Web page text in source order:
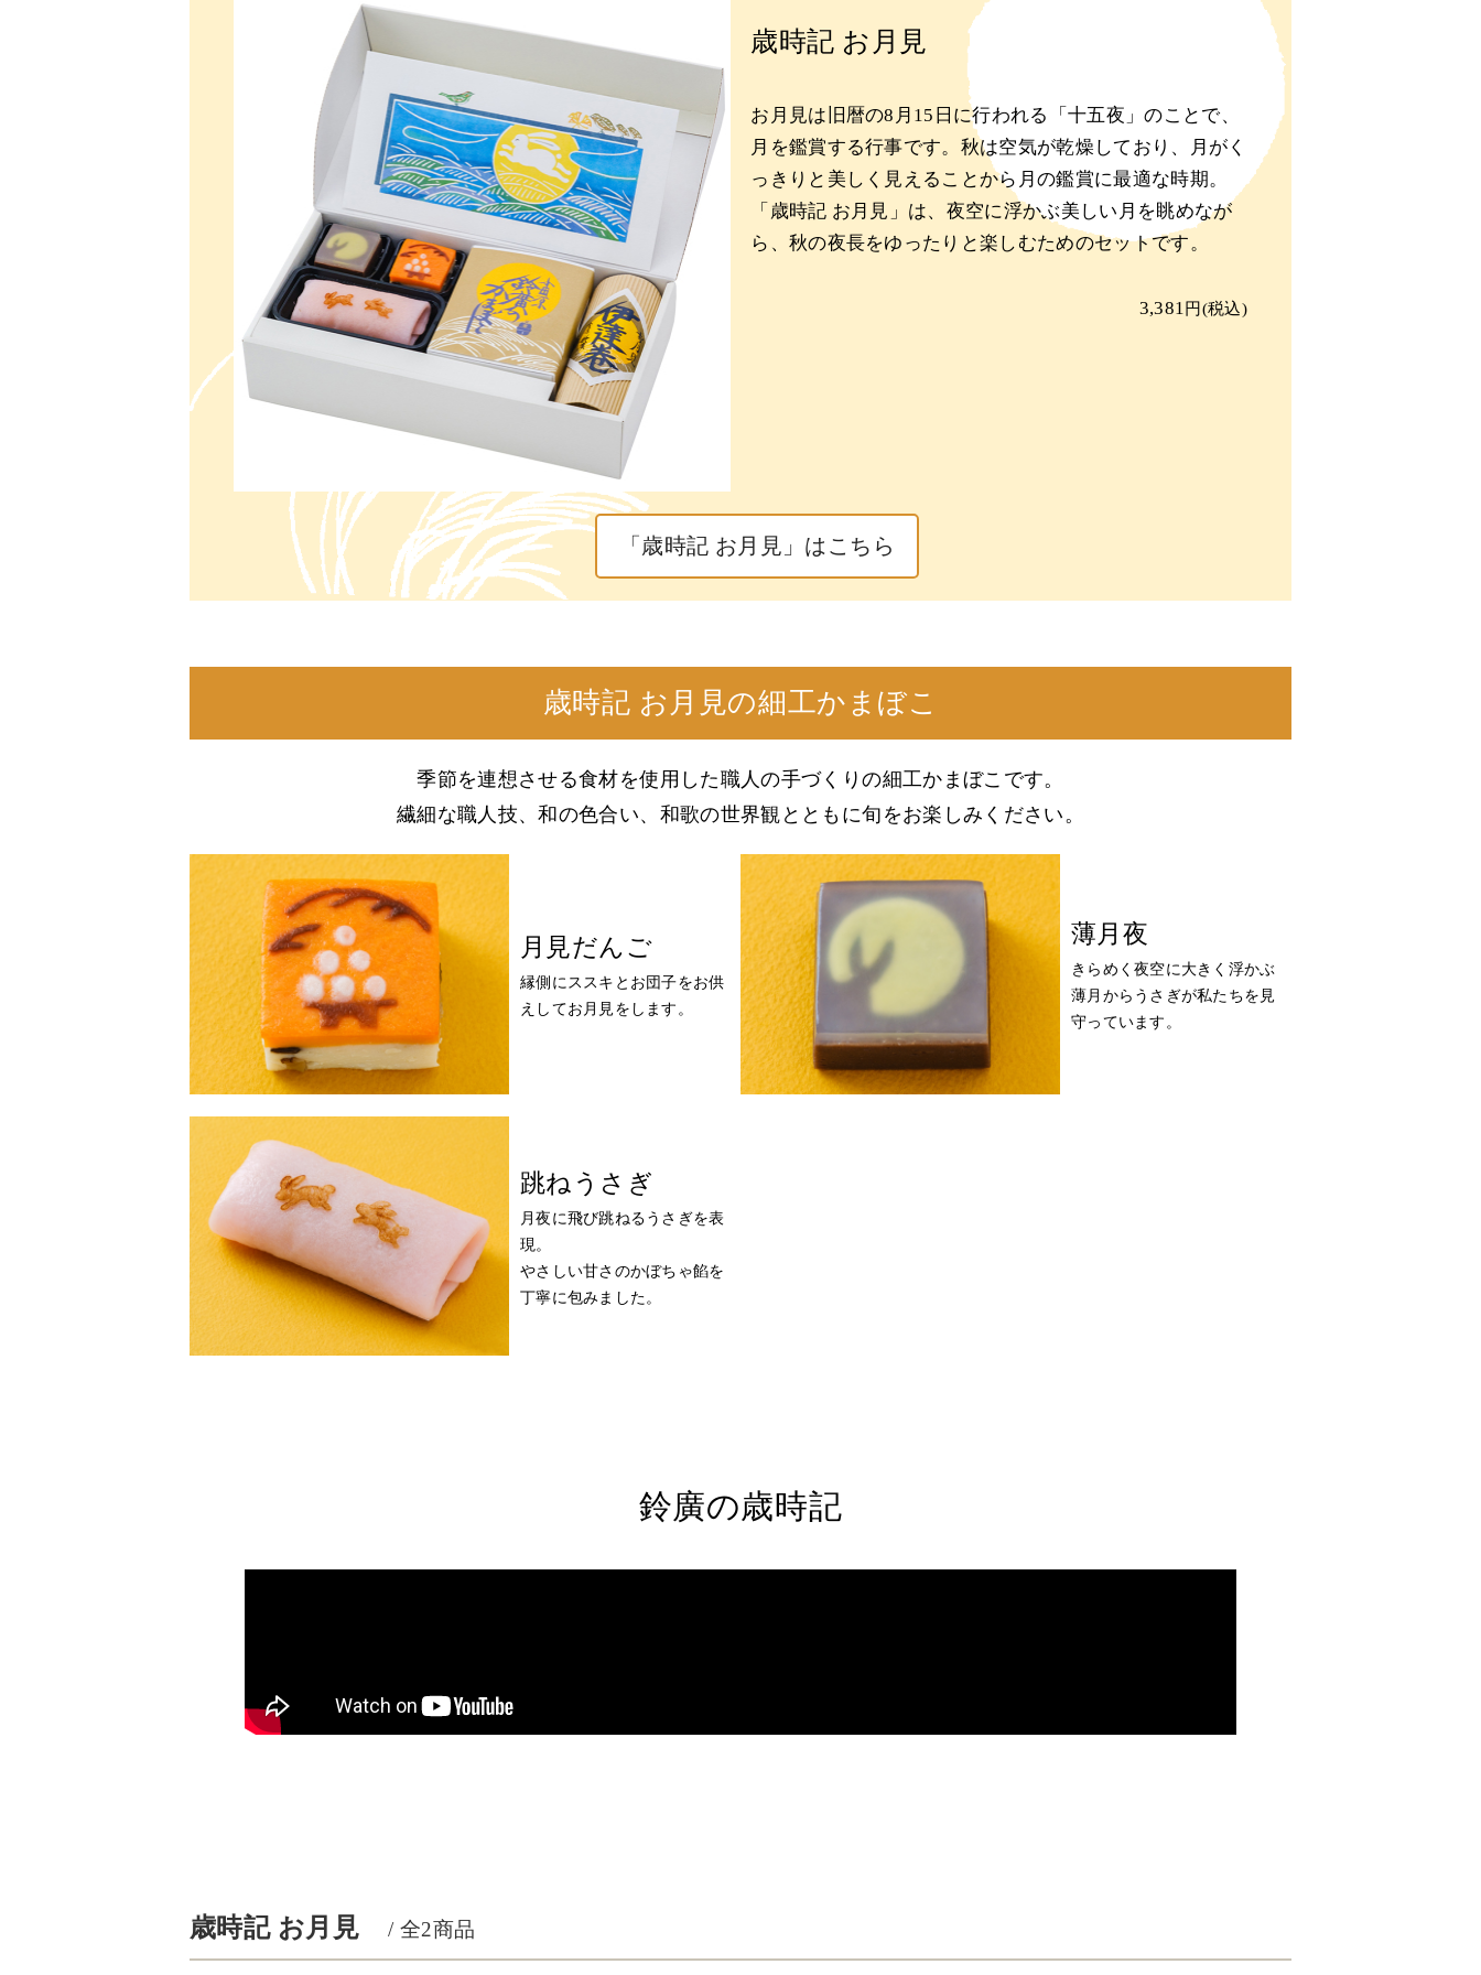
歳時記 お月見
お月見は旧暦の8月15日に行われる「十五夜」のことで、
月を鑑賞する行事です。秋は空気が乾燥しており、月がく
っきりと美しく見えることから月の鑑賞に最適な時期。
「歳時記 お月見」は、夜空に浮かぶ美しい月を眺めなが
ら、秋の夜長をゆったりと楽しむためのセットです。
3,381
「歳時記 お月見」はこちら
歳時記 お月見の細工かまぼこ
季節を連想させる食材を使用した職人の手づくりの細工かまぼこです。
繊細な職人技、和の色合い、和歌の世界観とともに旬をお楽しみください。
月見だんご
縁側にススキとお団子をお供
えしてお月見をします。
薄月夜
きらめく夜空に大きく浮かぶ
薄月からうさぎが私たちを見
守っています。
跳ねうさぎ
月夜に飛び跳ねるうさぎを表
現。
やさしい甘さのかぼちゃ餡を
丁寧に包みました。
鈴廣の歳時記
歳時記 お月見 / 全2商品